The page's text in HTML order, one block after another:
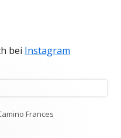
bei Instagram
Frances